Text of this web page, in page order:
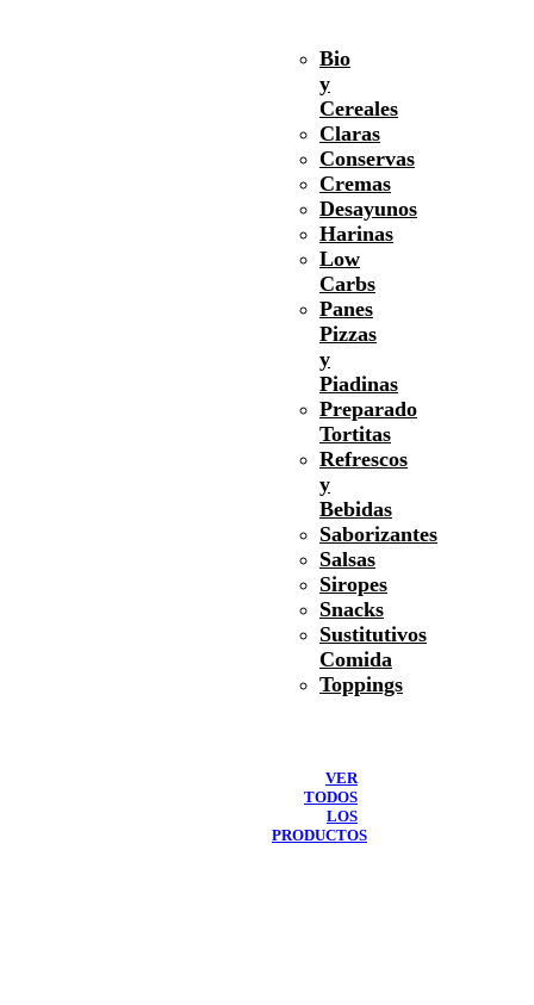
Bio
y
Cereales
Claras
Conservas
Cremas
Desayunos
Harinas
Low
Carbs
Panes
Pizzas
y
Piadinas
Preparado
Tortitas
Refrescos
y
Bebidas
Saborizantes
Salsas
Siropes
Snacks
Sustitutivos
Comida
Toppings
VER
TODOS
LOS
PRODUCTOS